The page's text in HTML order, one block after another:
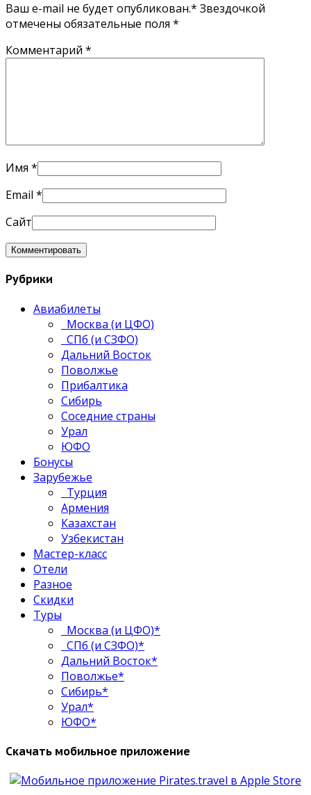
Ваш e-mail не будет опубликован.* Звездочкой
отмечены обязательные поля *
Комментарий *
Имя *
Email *
Сайт
Рубрики
Авиабилеты
Москва (и ЦФО)
СПб (и СЗФО)
Дальний Восток
Поволжье
Прибалтика
Сибирь
Соседние страны
Урал
ЮФО
Бонусы
Зарубежье
Турция
Армения
Казахстан
Узбекистан
Мастер-класс
Отели
Разное
Скидки
Туры
Москва (и ЦФО)*
СПб (и СЗФО)*
Дальний Восток*
Поволжье*
Сибирь*
Урал*
ЮФО*
Скачать мобильное приложение